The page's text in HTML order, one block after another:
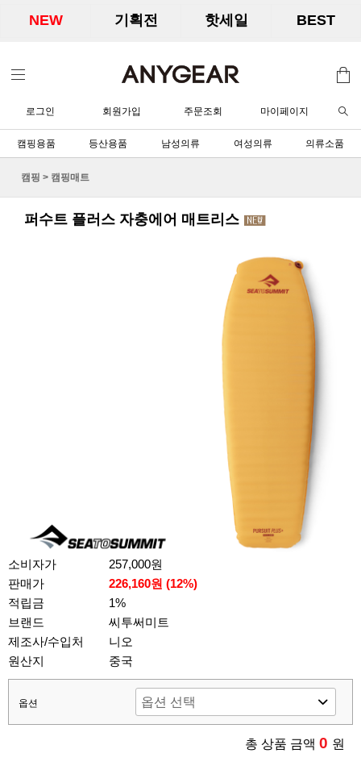
NEW 기획전 핫세일 BEST
로그인 회원가입 주문조회 마이페이지
캠핑용품 등산용품 남성의류 여성의류 의류소품
캠핑 > 캠핑매트
퍼수트 플러스 자충에어 매트리스
소비자가
257,000원
판매가
226,160원 (12%)
적립금
1%
브랜드
씨투써미트
제조사/수입처
니오
원산지
중국
옵션
총 상품 금액 0 원